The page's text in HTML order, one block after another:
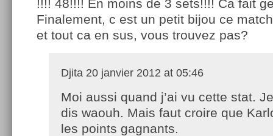
!!!! 48!!!! En moins de 3 sets!!!! Ca fait
Finalement, c est un petit bijou ce
et tout ca en sus, vous trouvez pas?
Djita 20 janvier 2012 at 05:46
Moi aussi quand j’ai vu cette stat.
dis waouh. Mais faut croire que
les points gagnants.